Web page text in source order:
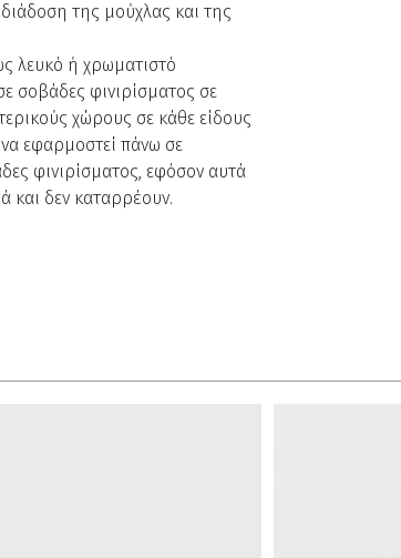
της μούχλας και της
λευκό ή χρωματιστό
σοβάδες φινιρίσματος σε
χώρους σε κάθε είδους
εφαρμοστεί πάνω σε
φινιρίσματος, εφόσον αυτά
και δεν καταρρέουν.